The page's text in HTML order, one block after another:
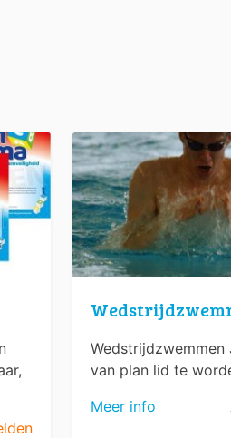
Wedstrijdzwemmen
van plan lid te
Meer info